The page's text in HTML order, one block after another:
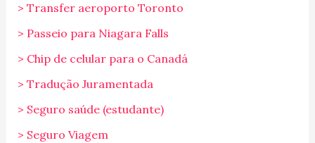
> Transfer aeroporto Toronto
> Passeio para Niagara Falls
> Chip de celular para o Canadá
> Tradução Juramentada
> Seguro saúde (estudante)
> Seguro Viagem